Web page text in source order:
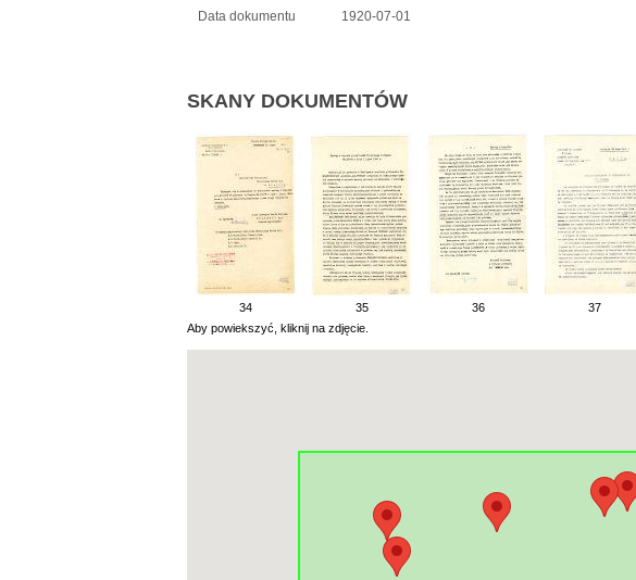
Data dokumentu 1920-07-01
SKANY DOKUMENTÓW
34 35 36 37
Aby powiekszyć, kliknij na zdjęcie.